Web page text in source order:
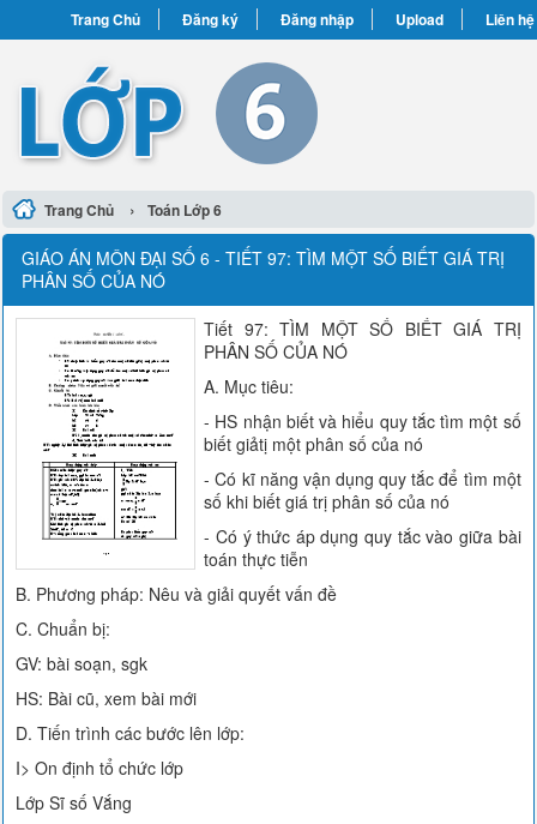
Trang Chủ Đăng ký Đăng nhập Upload Liên hệ
Trang Chủ › Toán Lớp 6
GIÁO ÁN MÔN ĐẠI SỐ 6 - TIẾT 97: TÌM MỘT SỐ BIẾT GIÁ TRỊ
PHÂN SỐ CỦA NÓ
Tiết 97: TÌM MỘT SỐ BIẾT GIÁ TRỊ
PHÂN SỐ CỦA NÓ
A. Mục tiêu:
- HS nhận biết và hiểu quy tắc tìm một số
biết giảtị một phân số của nó
- Có kĩ năng vận dụng quy tắc để tìm một
số khi biết giá trị phân số của nó
- Có ý thức áp dụng quy tắc vào giữa bài
toán thực tiễn
B. Phương pháp: Nêu và giải quyết vấn đề
C. Chuẩn bị:
GV: bài soạn, sgk
HS: Bài cũ, xem bài mới
D. Tiến trình các bước lên lớp:
I> On định tổ chức lớp
Lớp Sĩ số Vắng